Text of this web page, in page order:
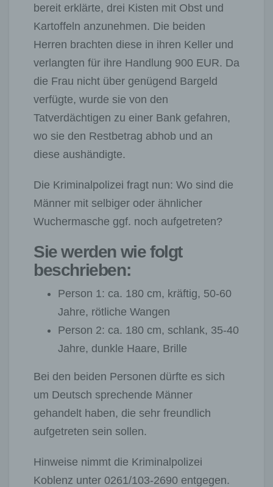
bereit erklärte, drei Kisten mit Obst und
Kartoffeln anzunehmen. Die beiden
Herren brachten diese in ihren Keller und
verlangten für ihre Handlung 900 EUR. Da
die Frau nicht über genügend Bargeld
verfügte, wurde sie von den
Tatverdächtigen zu einer Bank gefahren,
wo sie den Restbetrag abhob und an
diese aushändigte.
Die Kriminalpolizei fragt nun: Wo sind die
Männer mit selbiger oder ähnlicher
Wuchermasche ggf. noch aufgetreten?
Sie werden wie folgt
beschrieben:
Person 1: ca. 180 cm, kräftig, 50-60
Jahre, rötliche Wangen
Person 2: ca. 180 cm, schlank, 35-40
Jahre, dunkle Haare, Brille
Bei den beiden Personen dürfte es sich
um Deutsch sprechende Männer
gehandelt haben, die sehr freundlich
aufgetreten sein sollen.
Hinweise nimmt die Kriminalpolizei
Koblenz unter 0261/103-2690 entgegen.